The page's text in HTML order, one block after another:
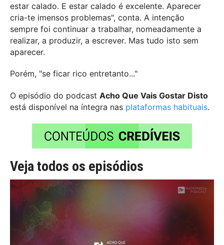
estar calado. E estar calado é excelente. Aparecer
cria-te imensos problemas", conta. A intenção
sempre foi continuar a trabalhar, nomeadamente a
realizar, a produzir, a escrever. Mas tudo isto sem
aparecer.
Porém, "se ficar rico entretanto..."
O episódio do podcast Acho Que Vais Gostar Disto
está disponível na íntegra nas plataformas habituais.
Veja todos os episódios